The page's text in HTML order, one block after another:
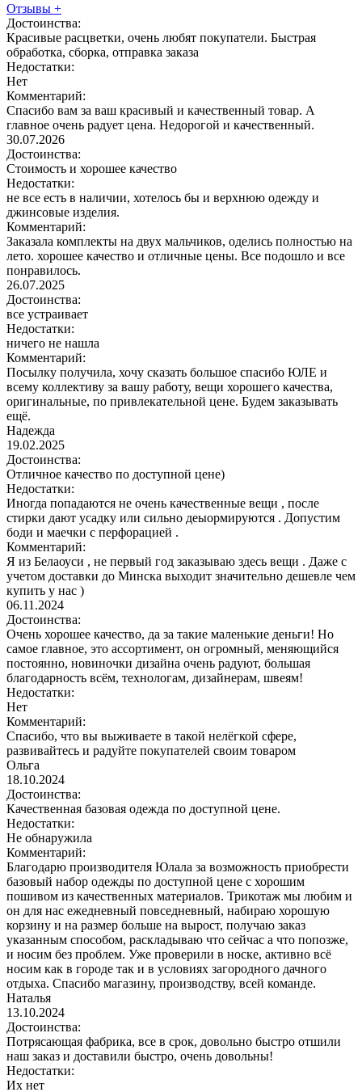
Отзывы +
Достоинства:
Красивые расцветки, очень любят покупатели. Быстрая
обработка, сборка, отправка заказа
Недостатки:
Нет
Комментарий:
Спасибо вам за ваш красивый и качественный товар. А
главное очень радует цена. Недорогой и качественный.
30.07.2026
Достоинства:
Стоимость и хорошее качество
Недостатки:
не все есть в наличии, хотелось бы и верхнюю одежду и
джинсовые изделия.
Комментарий:
Заказала комплекты на двух мальчиков, оделись полностью на
лето. хорошее качество и отличные цены. Все подошло и все
понравилось.
26.07.2025
Достоинства:
все устраивает
Недостатки:
ничего не нашла
Комментарий:
Посылку получила, хочу сказать большое спасибо ЮЛЕ и
всему коллективу за вашу работу, вещи хорошего качества,
оригинальные, по привлекательной цене. Будем заказывать
ещё.
Надежда
19.02.2025
Достоинства:
Отличное качество по доступной цене)
Недостатки:
Иногда попадаются не очень качественные вещи , после
стирки дают усадку или сильно деыормируются . Допустим
боди и маечки с перфорацией .
Комментарий:
Я из Белаоуси , не первый год заказываю здесь вещи . Даже с
учетом доставки до Минска выходит значительно дешевле чем
купить у нас )
06.11.2024
Достоинства:
Очень хорошее качество, да за такие маленькие деньги! Но
самое главное, это ассортимент, он огромный, меняющийся
постоянно, новиночки дизайна очень радуют, большая
благодарность всём, технологам, дизайнерам, швеям!
Недостатки:
Нет
Комментарий:
Спасибо, что вы выживаете в такой нелёгкой сфере,
развивайтесь и радуйте покупателей своим товаром
Ольга
18.10.2024
Достоинства:
Качественная базовая одежда по доступной цене.
Недостатки:
Не обнаружила
Комментарий:
Благодарю производителя Юлала за возможность приобрести
базовый набор одежды по доступной цене с хорошим
пошивом из качественных материалов. Трикотаж мы любим и
он для нас ежедневный повседневный, набираю хорошую
корзину и на размер больше на вырост, получаю заказ
указанным способом, раскладываю что сейчас а что попозже,
и носим без проблем. Уже проверили в носке, активно всё
носим как в городе так и в условиях загородного дачного
отдыха. Спасибо магазину, производству, всей команде.
Наталья
13.10.2024
Достоинства:
Потрясающая фабрика, все в срок, довольно быстро отшили
наш заказ и доставили быстро, очень довольны!
Недостатки:
Их нет